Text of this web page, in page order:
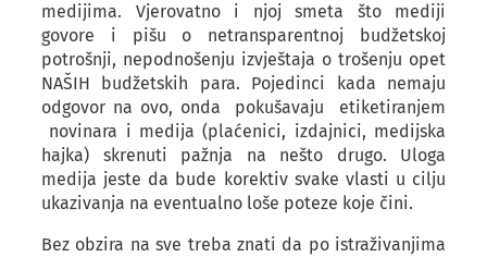
medijima. Vjerovatno i njoj smeta što mediji
govore i pišu o netransparentnoj budžetskoj
potrošnji, nepodnošenju izvještaja o trošenju opet
NAŠIH budžetskih para. Pojedinci kada nemaju
odgovor na ovo, onda pokušavaju etiketiranjem
novinara i medija (plaćenici, izdajnici, medijska
hajka) skrenuti pažnja na nešto drugo. Uloga
medija jeste da bude korektiv svake vlasti u cilju
ukazivanja na eventualno loše poteze koje čini.
Bez obzira na sve treba znati da po istraživanjima